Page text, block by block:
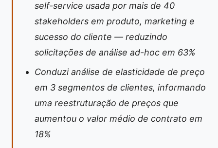
self-service usada por mais de 40
stakeholders em produto, marketing e
sucesso do cliente — reduzindo
solicitações de análise ad-hoc em 63%
Conduzi análise de elasticidade de preço
em 3 segmentos de clientes, informando
uma reestruturação de preços que
aumentou o valor médio de contrato em
18%